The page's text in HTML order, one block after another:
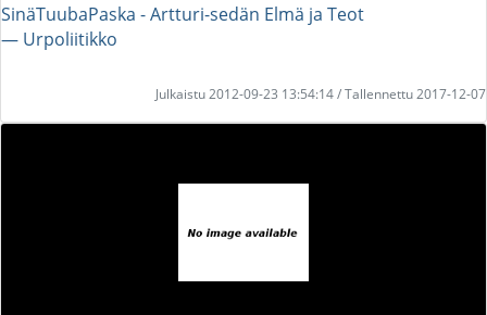
SinäTuubaPaska - Artturi-sedän Elmä ja Teot
― Urpoliitikko
Julkaistu 2012-09-23 13:54:14 / Tallennettu 2017-12-07